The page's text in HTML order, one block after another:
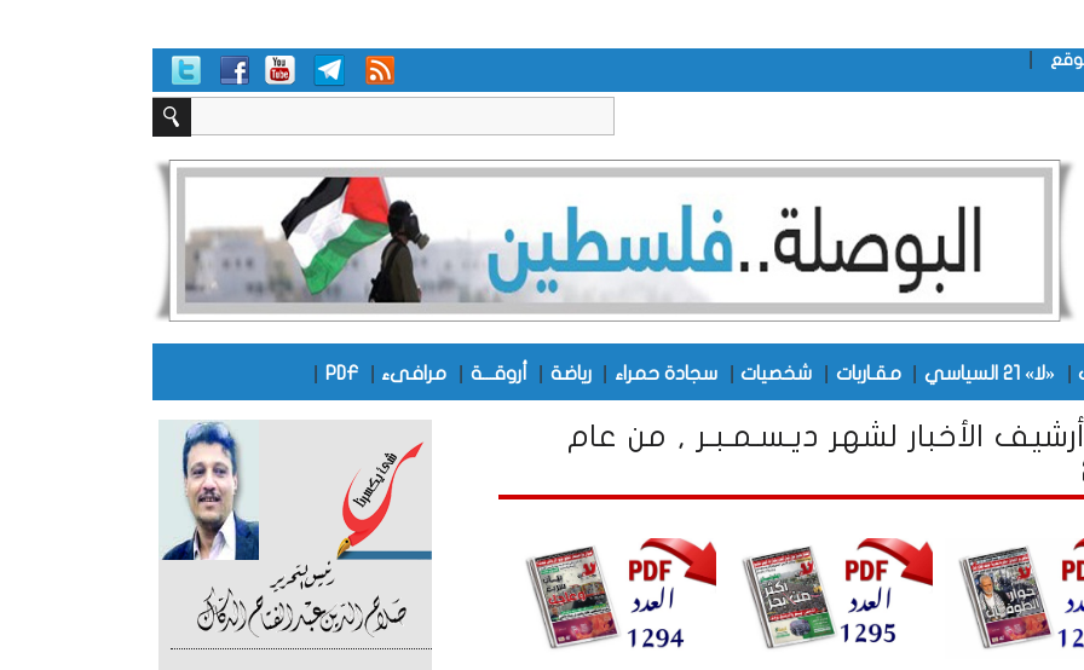
«لا» 21 السياسي مقـاربات شخصيات سجادة حمراء رياضة أروقـــة مرافىء PDF
PDF أرشيف الأخبار لشهر ديـسـمـبـر , من عام